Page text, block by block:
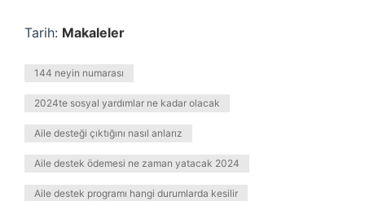
Tarih: Makaleler
144 neyin numarası
2024te sosyal yardımlar ne kadar olacak
Aile desteği çıktığını nasıl anlarız
Aile destek ödemesi ne zaman yatacak 2024
Aile destek programı hangi durumlarda kesilir